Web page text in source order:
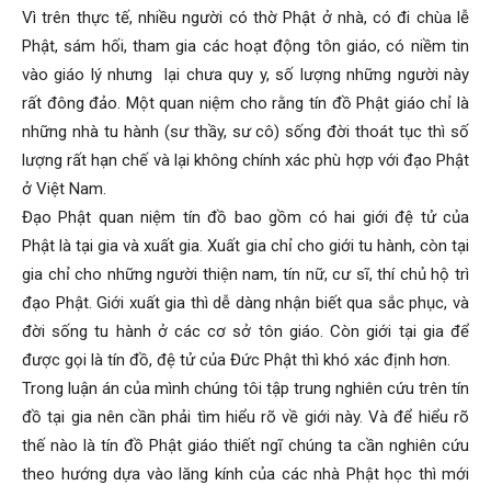
Vì trên thực tế, nhiều người có thờ Phật ở nhà, có đi chùa lễ
Phật, sám hối, tham gia các hoạt động tôn giáo, có niềm tin
vào giáo lý nhưng lại chưa quy y, số lượng những người này
rất đông đảo. Một quan niệm cho rằng tín đồ Phật giáo chỉ là
những nhà tu hành (sư thầy, sư cô) sống đời thoát tục thì số
lượng rất hạn chế và lại không chính xác phù hợp với đạo Phật
ở Việt Nam.
Đạo Phật quan niệm tín đồ bao gồm có hai giới đệ tử của
Phật là tại gia và xuất gia. Xuất gia chỉ cho giới tu hành, còn tại
gia chỉ cho những người thiện nam, tín nữ, cư sĩ, thí chủ hộ trì
đạo Phật. Giới xuất gia thì dễ dàng nhận biết qua sắc phục, và
đời sống tu hành ở các cơ sở tôn giáo. Còn giới tại gia để
được gọi là tín đồ, đệ tử của Đức Phật thì khó xác định hơn.
Trong luận án của mình chúng tôi tập trung nghiên cứu trên tín
đồ tại gia nên cần phải tìm hiểu rõ về giới này. Và để hiểu rõ
thế nào là tín đồ Phật giáo thiết ngĩ chúng ta cần nghiên cứu
theo hướng dựa vào lăng kính của các nhà Phật học thì mới